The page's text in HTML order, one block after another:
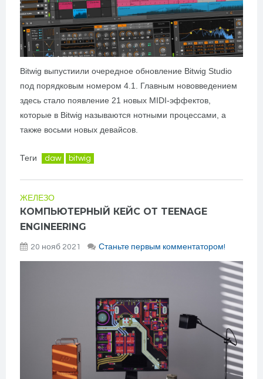
Bitwig выпустиили очередное обновление Bitwig Studio
под порядковым номером 4.1. Главным нововведением
здесь стало появление 21 новых MIDI-эффектов,
которые в Bitwig называются нотными процессами, а
также восьми новых девайсов.
Теги daw bitwig
ЖЕЛЕЗО
КОМПЬЮТЕРНЫЙ КЕЙС ОТ TEENAGE
ENGINEERING
20 нояб 2021 Станьте первым комментатором!